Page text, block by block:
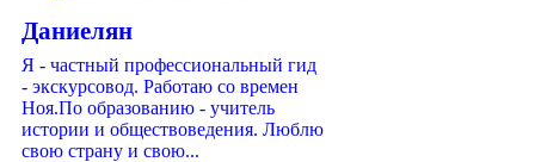
Даниелян
Я - частный профессиональный гид
- экскурсовод. Работаю со времен
Ноя.По образованию - учитель
истории и обществоведения. Люблю
свою страну и свою...